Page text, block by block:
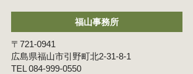
福山事務所
〒721-0941
広島県福山市引野町北2-31-8-1
084-999-0550